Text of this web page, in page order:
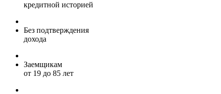
кредитной историей
Без подтверждения
дохода
Заемщикам
от 19 до 85 лет